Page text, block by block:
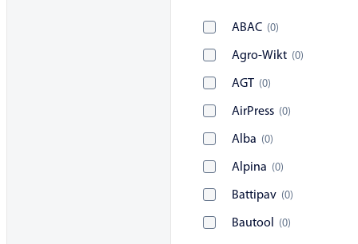
ABAC (0)
Agro-Wikt (0)
AGT (0)
AirPress (0)
Alba (0)
Alpina (0)
Battipav (0)
Bautool (0)